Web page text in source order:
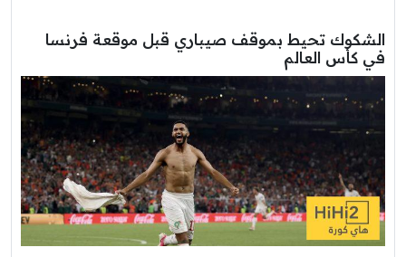
الشكوك تحيط بموقف صيباري قبل موقعة فرنسا
في كأس العالم